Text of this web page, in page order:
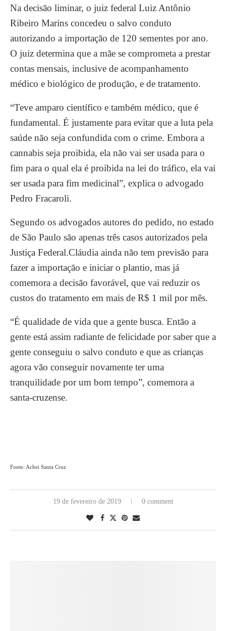
Na decisão liminar, o juiz federal Luiz Antônio
Ribeiro Marins concedeu o salvo conduto
autorizando a importação de 120 sementes por ano.
O juiz determina que a mãe se comprometa a prestar
contas mensais, inclusive de acompanhamento
médico e biológico de produção, e de tratamento.
“Teve amparo científico e também médico, que é
fundamental. É justamente para evitar que a luta pela
saúde não seja confundida com o crime. Embora a
cannabis seja proibida, ela não vai ser usada para o
fim para o qual ela é proibida na lei do tráfico, ela vai
ser usada para fim medicinal”, explica o advogado
Pedro Fracaroli.
Segundo os advogados autores do pedido, no estado
de São Paulo são apenas três casos autorizados pela
Justiça Federal.Cláudia ainda não tem previsão para
fazer a importação e iniciar o plantio, mas já
comemora a decisão favorável, que vai reduzir os
custos do tratamento em mais de R$ 1 mil por mês.
“É qualidade de vida que a gente busca. Então a
gente está assim radiante de felicidade por saber que a
gente conseguiu o salvo conduto e que as crianças
agora vão conseguir novamente ter uma
tranquilidade por um bom tempo”, comemora a
santa-cruzense.
Fonte: Achei Santa Cruz
19 de fevereiro de 2019 0 comment